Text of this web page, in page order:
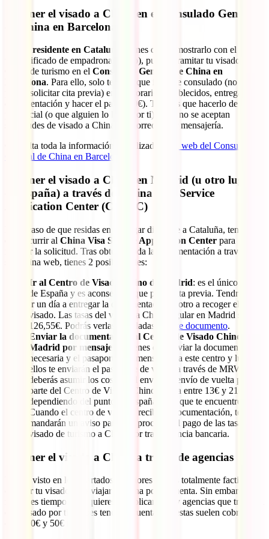
Obtener el visado a China en el Consulado General
de China en Barcelona
residente en Cataluña
(tienes que demostrarlo con el DNI o
un certificado de empadronamiento), puedes tramitar tu visado a
China de turismo en el Consulado General de China en
Barcelona. Para ello, solo tendrás que ir a este consulado (no se
puede solicitar cita previa) en los horarios establecidos, entregar la
documentación y hacer el pago (60€). Tendrás que hacerlo de forma
presencial (o que alguien lo haga por ti), pues no se aceptan
solicitudes de visado a China por correo o por mensajería.
Consulta toda la información actualizada en
la web del Consulado
General de China en Barcelona
Obtener el visado a China en Madrid (u otro lugar
de España) a través del China Visa Service
Application Center (CVASC)
En el caso de que residas en un lugar diferente a Cataluña, tendrás
que recurrir al China Visa Service Application Center para
realizar la solicitud. Tras obtener toda la documentación a través de
su página web, tienes 2 posibilidades:
Ir al Centro de Visado Chino de Madrid: es el único centro
de España y es aconsejable que pidas cita previa. Tendrás que
ir un día a entregar la documentación y otro a recoger el
visado. Las tasas del visado a China regular en Madrid son
126,55€. Podrás verlas detalladas en
este documento.
Enviar la documentación al Centro de Visado Chino de
Madrid por mensajería
: tienes que enviar la documentación
necesaria y el pasaporte por mensajería a este centro y luego
ellos te enviarán el pasaporte de vuelta a través de MRW. Tú
deberás asumir los costes del envío. El envío de vuelta por
parte del Centro de Visado Chino cuesta entre 13€ y 21€,
dependiendo del punto de España en el que te encuentres.
Cuando el centro de visados reciba la documentación, te
mandarán un aviso para que procedas al pago de las tasas del
visado de turismo a China por transferencia bancaria.
Obtener el visado a China a través de agencias
Ya has visto en los apartados anteriores que es totalmente factible
obtener tu visado para viajar a China por tu cuenta. Sin embargo, si
no tienes tiempo o no quieres complicarte, hay agencias que tramitan
este visado por ti. Debes tener en cuenta que estas suelen cobrar
entre 40€ y 50€ más.